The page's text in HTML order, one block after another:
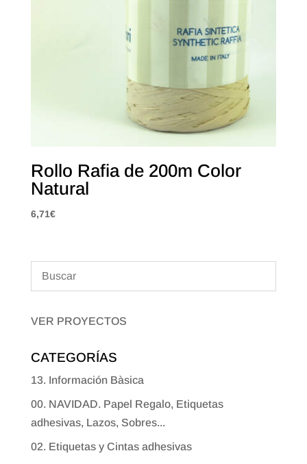
Rollo Rafia de 200m Color
Natural
6,71€
VER PROYECTOS
CATEGORÍAS
13. Información Bàsica
00. NAVIDAD. Papel Regalo, Etiquetas
adhesivas, Lazos, Sobres...
02. Etiquetas y Cintas adhesivas